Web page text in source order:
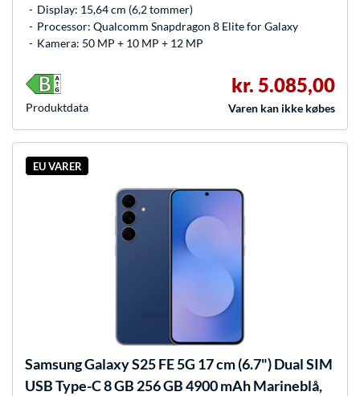
Display: 15,64 cm (6,2 tommer)
Processor: Qualcomm Snapdragon 8 Elite for Galaxy
Kamera: 50 MP + 10 MP + 12 MP
kr. 5.085,00
Varen kan ikke købes
Produkt­data
EU VARER
SamsungGalaxy S25 FE 5G 17 cm (6.7") Dual SIM
USB Type-C 8 GB 256 GB 4900 mAh Marineblå,